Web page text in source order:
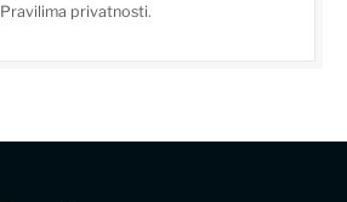
Pravilima privatnosti.